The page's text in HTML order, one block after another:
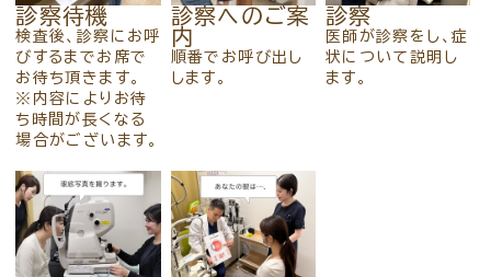
診察待機
検査後、診察にお呼
びするまでお席で
お待ち頂きます。
※内容によりお待
ち時間が長くなる
場合がございます。
診察へのご案
内
順番でお呼び出し
します。
診察
医師が診察をし、症
状について説明し
ます。